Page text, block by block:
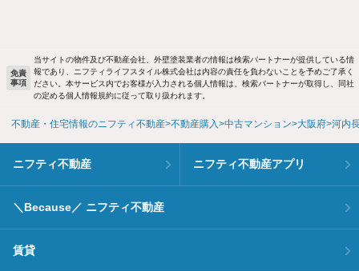
免責
事項
当サイトの物件及び不動産会社、外壁塗装業者の情報は検索パートナーが提供している情
報であり、ニフティライフスタイル株式会社は内容の責任を負わないことを予めご了承く
ださい。本サービス内でお客様が入力される個人情報は、検索パートナーが取得し、同社
の定める個人情報規約に従って取り扱われます。
不動産・住宅情報のニフティ不動産 不動産購入 中古マンション 大阪府 河内
ニフティ不動産 ニフティ不動産アプリ
＼Because／ ニフティ不動産
賃貸